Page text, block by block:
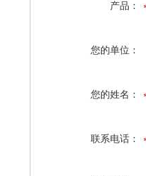
产品：
您的单位：
您的姓名：
联系电话：